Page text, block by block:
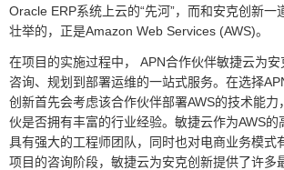
Oracle ERP系统上云的“先河”，而和安克创新一
壮举的，正是Amazon Web Services (AWS)。
在项目的实施过程中， APN合作伙伴敏捷云为
咨询、规划到部署运维的一站式服务。在选择
创新首先会考虑该合作伙伴部署AWS的技术能力
伙是否拥有丰富的行业经验。敏捷云作为AWS的
具有强大的工程师团队，同时也对电商业务模式
项目的咨询阶段，敏捷云为安克创新提供了许多